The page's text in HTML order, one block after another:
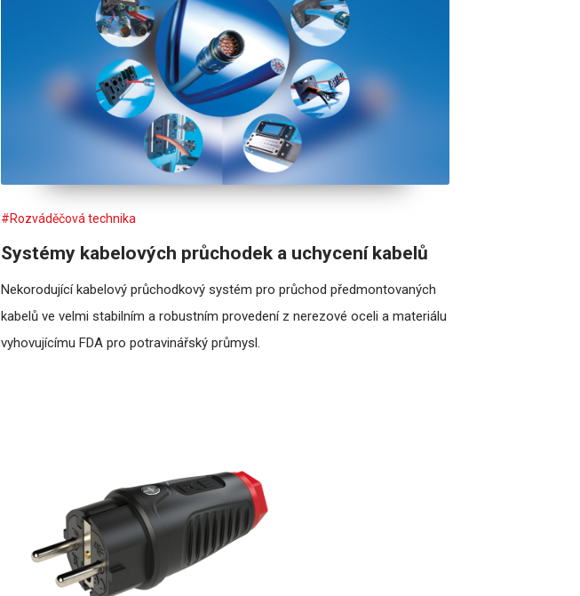
#Rozváděčová technika
Systémy kabelových průchodek a uchycení kabelů
Nekorodující kabelový průchodkový systém pro průchod předmontovaných
kabelů ve velmi stabilním a robustním provedení z nerezové oceli a materiálu
vyhovujícímu FDA pro potravinářský průmysl.